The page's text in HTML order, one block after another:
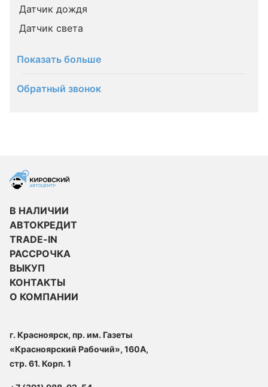
Датчик дождя
Датчик света
Показать больше
Обратный звонок
В НАЛИЧИИ
АВТОКРЕДИТ
TRADE-IN
РАССРОЧКА
ВЫКУП
КОНТАКТЫ
О КОМПАНИИ
г. Красноярск, пр. им. Газеты
«Красноярский Рабочий», 160А,
стр. 61. Корп. 1